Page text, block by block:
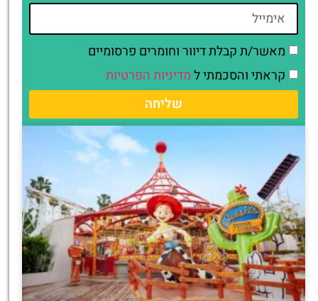
מאשר/ת קבלת דיוור וחומרים פרסומיים
קראתי והסכמתי למדיניות הפרטיות
שליחה